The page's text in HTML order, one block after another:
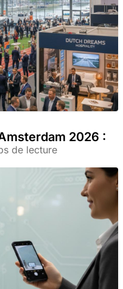
2026 :
de lecture